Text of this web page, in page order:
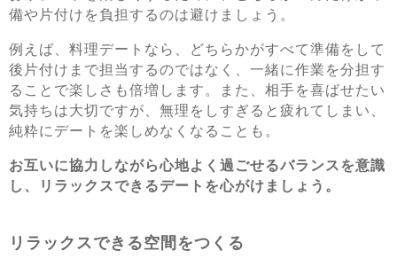
備や片付けを負担するのは避けましょう。
例えば、料理デートなら、どちらかがすべて準備をして
後片付けまで担当するのではなく、一緒に作業を分担す
ることで楽しさも倍増します。また、相手を喜ばせたい
気持ちは大切ですが、無理をしすぎると疲れてしまい、
純粋にデートを楽しめなくなることも。
お互いに協力しながら心地よく過ごせるバランスを意識
し、リラックスできるデートを心がけましょう。
リラックスできる空間をつくる